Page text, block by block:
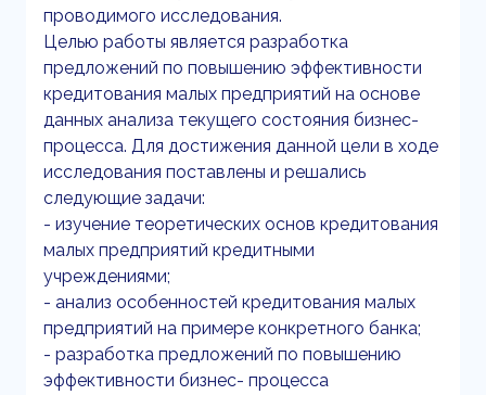
проводимого исследования.
Целью работы является разработка
предложений по повышению эффективности
кредитования малых предприятий на основе
данных анализа текущего состояния бизнес-
процесса. Для достижения данной цели в ходе
исследования поставлены и решались
следующие задачи:
- изучение теоретических основ кредитования
малых предприятий кредитными
учреждениями;
- анализ особенностей кредитования малых
предприятий на примере конкретного банка;
- разработка предложений по повышению
эффективности бизнес- процесса